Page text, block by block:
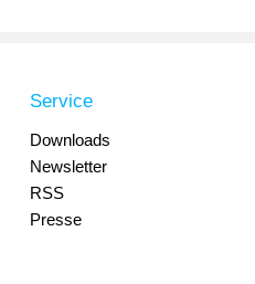
Service
Downloads
Newsletter
RSS
Presse